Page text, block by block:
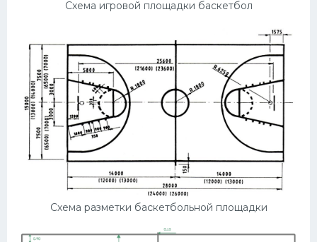
Схема игровой площадки баскетбол
Схема разметки баскетбольной площадки
Конькобежный спорт
Тренажеры
Интерьер квартиры